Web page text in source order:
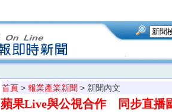
首頁 > 報業產業新聞 > 新聞內文
蘋果Live與公視合作 同步直播